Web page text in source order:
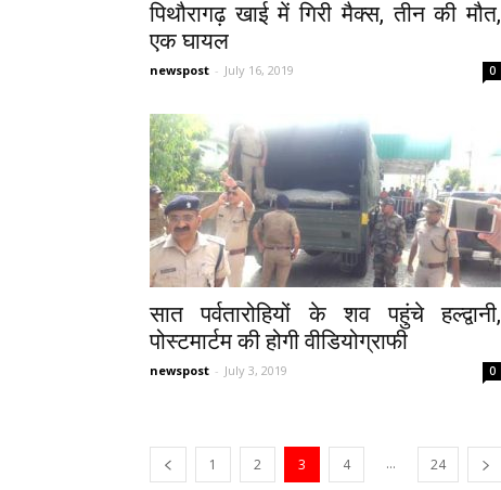
पिथौरागढ़ खाई में गिरी मैक्स, तीन की मौत,
एक घायल
newspost - July 16, 2019 0
सात पर्वतारोहियों के शव पहुंचे हल्द्वानी,
पोस्टमार्टम की होगी वीडियोग्राफी
newspost - July 3, 2019 0
1 2 3 4 ... 24